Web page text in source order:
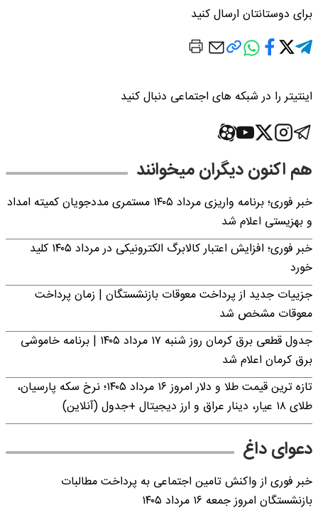
برای دوستانتان ارسال کنید
اینتیتر را در شبکه های اجتماعی دنبال کنید
هم اکنون دیگران میخوانند
خبر فوری؛ برنامه واریزی مرداد ۱۴۰۵ مستمری مددجویان کمیته امداد
و بهزیستی اعلام شد
خبر فوری؛ افزایش اعتبار کالابرگ الکترونیکی در مرداد ۱۴۰۵ کلید
خورد
جزییات جدید از پرداخت معوقات بازنشستگان | زمان پرداخت
معوقات مشخص شد
جدول قطعی برق کرمان روز شنبه ۱۷ مرداد ۱۴۰۵ | برنامه خاموشی
برق کرمان اعلام شد
تازه ترین قیمت طلا و دلار امروز ۱۶ مرداد ۱۴۰۵؛ نرخ سکه پارسیان،
طلای ۱۸ عیار، دینار عراق و ارز دیجیتال +جدول (آنلاین)
دعوای داغ
خبر فوری از واکنش تامین اجتماعی به پرداخت مطالبات
بازنشستگان امروز جمعه ۱۶ مرداد ۱۴۰۵